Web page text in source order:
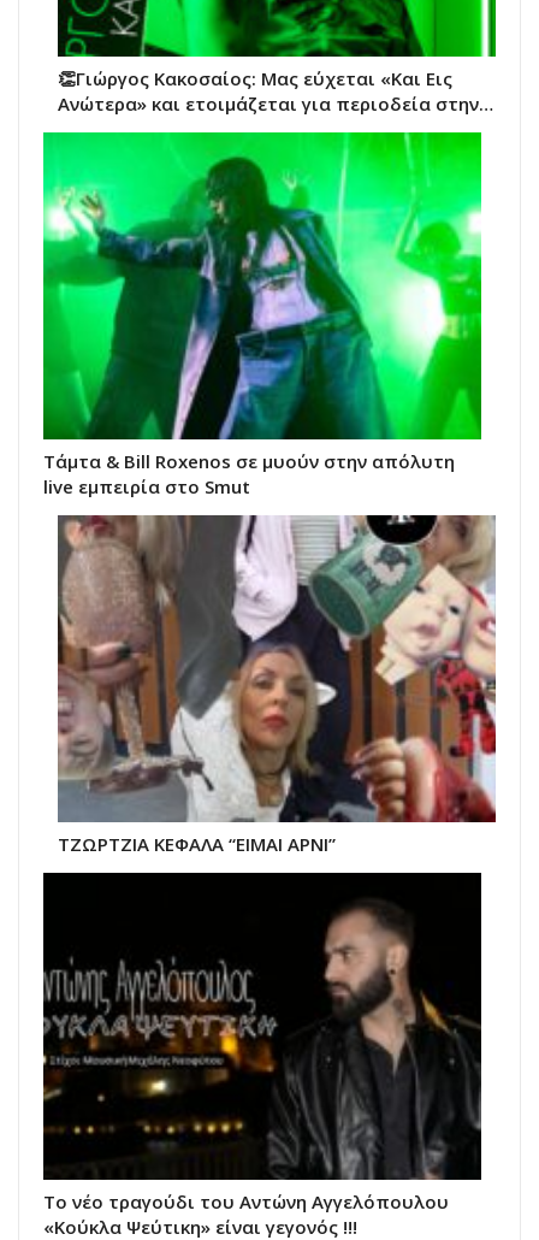
👏Γιώργος Κακοσαίος: Μας εύχεται «Και Εις
Ανώτερα» και ετοιμάζεται για περιοδεία στην…
Τάμτα & Bill Roxenos σε μυούν στην απόλυτη
live εμπειρία στο Smut
ΤΖΩΡΤΖΙΑ ΚΕΦΑΛΑ “ΕΙΜΑΙ ΑΡΝΙ”
Το νέο τραγούδι του Αντώνη Αγγελόπουλου
«Κούκλα Ψεύτικη» είναι γεγονός !!!